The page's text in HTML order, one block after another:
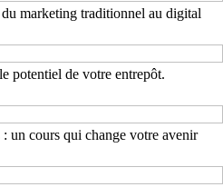
marketing traditionnel au digital
potentiel de votre entrepôt.
un cours qui change votre avenir